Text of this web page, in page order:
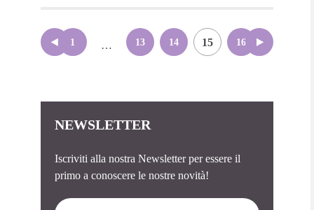
NEWSLETTER
Iscriviti alla nostra Newsletter per essere il
primo a conoscere le nostre novità!
Paginazione
degli
1 … 13 14 15 16